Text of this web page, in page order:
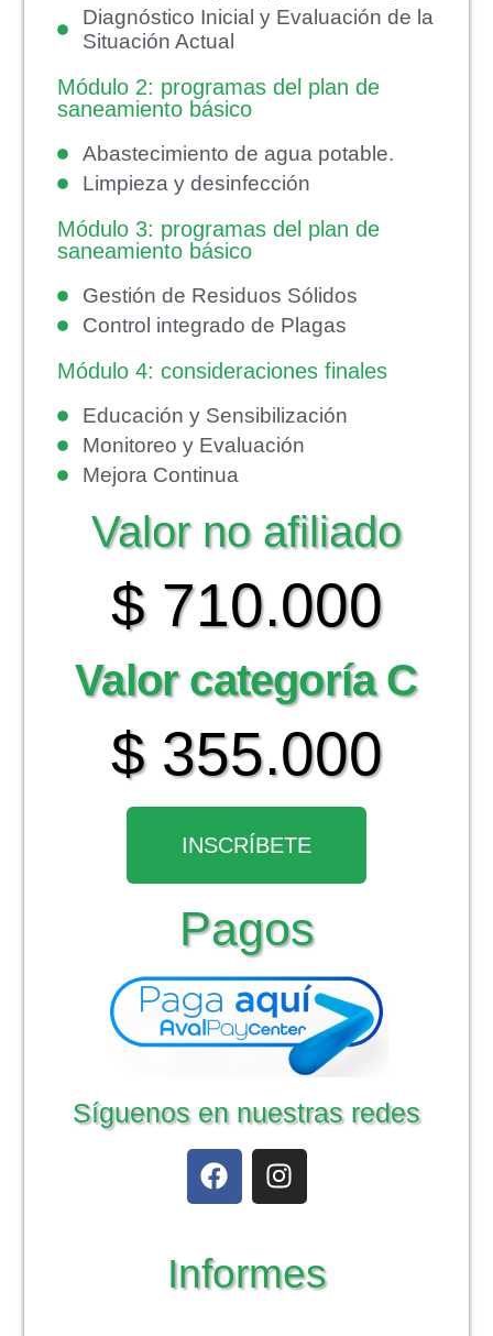
Diagnóstico Inicial y Evaluación de la
Situación Actual
Módulo 2: programas del plan de
saneamiento básico
Abastecimiento de agua potable.
Limpieza y desinfección
Módulo 3: programas del plan de
saneamiento básico
Gestión de Residuos Sólidos
Control integrado de Plagas
Módulo 4: consideraciones finales
Educación y Sensibilización
Monitoreo y Evaluación
Mejora Continua
Valor no afiliado
$ 710.000
Valor categoría C
$ 355.000
INSCRÍBETE
Pagos
Síguenos en nuestras redes
Informes